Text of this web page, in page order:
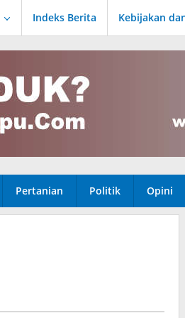
Indeks Berita Kebijakan
Pertanian Politik Opini